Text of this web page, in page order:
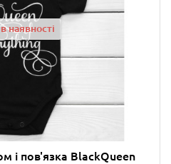
наявності
і пов'язка BlackQueen